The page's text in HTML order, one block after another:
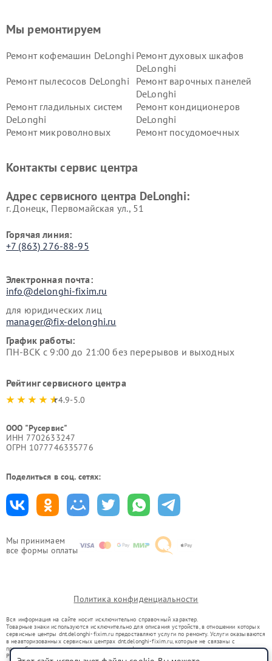
Мы принимаем
все формы оплаты
Мы ремонтируем
Ремонт кофемашин DeLonghi Ремонт духовых шкафов
DeLonghi
Ремонт пылесосов DeLonghi
Ремонт варочных панелей
DeLonghi
Ремонт гладильных систем
DeLonghi
Ремонт кондиционеров
DeLonghi
Ремонт микроволновых
Ремонт посудомоечных
DeLonghi
DeLonghi
Контакты сервис центра
Адрес сервисного центра DeLonghi:
г. Донецк, Первомайская ул., 51
Горячая линия:
+7 (863) 276-88-95
Электронная почта:
info@delonghi-fixim.ru
для юридических лиц
manager@fix-delonghi.ru
График работы:
ПН-ВСК с 9:00 до 21:00 без перерывов и выходных
Рейтинг сервисного центра
4.9-5.0
ООО "Русервис"
ИНН 7702633247
ОГРН 1077746335776
Поделиться в соц. сетях:
Политика конфиденциальности
Вся информация на сайте носит исключительно справочный характер.
Товарные знаки используются исключительно для описания устройств, в отношении которых
сервисные центры dnt.delonghi-fixim.ru предоставляют услуги по ремонту. Услуги оказываются
в неавторизованных сервисных центрах dnt.delonghi-fixim.ru, которые не связаны с
правообладателями товарных знаков или их официальными представителями.
Ремонт осуществляется для устройств, уже введенных в гражданский оборот в соответствии